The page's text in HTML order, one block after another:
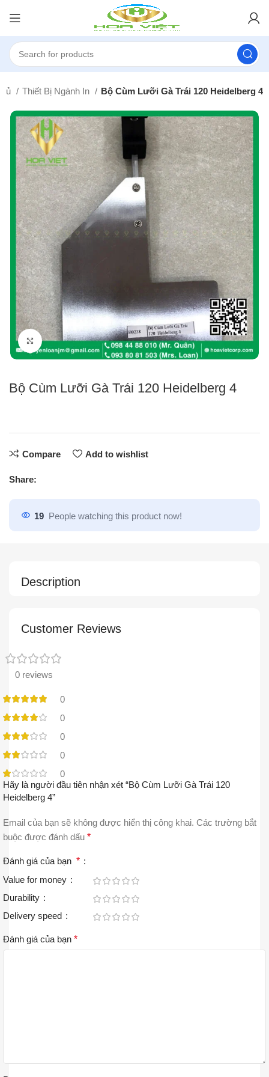
Thiết Bị Ngành In Bộ Cùm Lưỡi Gà Trái 120 Heidelberg 4
Click to enlarge
Bộ Cùm Lưỡi Gà Trái 120 Heidelberg 4
Compare Add to wishlist
Share:
19 People watching this product now!
Description
Customer Reviews
0 reviews
0
0
0
0
0
Hãy là người đầu tiên nhận xét “Bộ Cùm Lưỡi Gà Trái 120
Heidelberg 4”
Email của bạn sẽ không được hiển thị công khai. Các trường bắt
buộc được đánh dấu *
Đánh giá của bạn *
Value for money
Durability
Delivery speed
Đánh giá của bạn *